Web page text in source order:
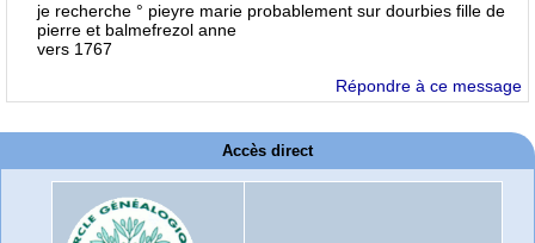
je recherche ° pieyre marie probablement sur dourbies fille de
pierre et balmefrezol anne
vers 1767
Répondre à ce message
Accès direct